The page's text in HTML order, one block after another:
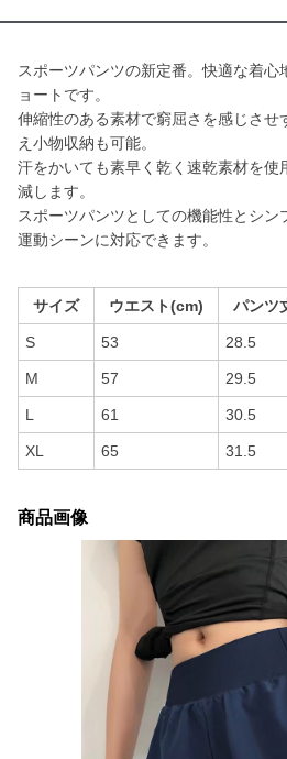
スポーツパンツの新定番。快適な着心
ョートです。
伸縮性のある素材で窮屈さを感じさせ
え小物収納も可能。
汗をかいても素早く乾く速乾素材を使
減します。
スポーツパンツとしての機能性とシン
運動シーンに対応できます。
サイズ ウエスト(cm) パンツ
S 53 28.5
M 57 29.5
L 61 30.5
XL 65 31.5
商品画像